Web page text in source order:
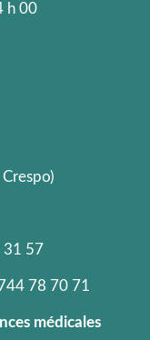
h 00
31 57
78 70 71
médicales